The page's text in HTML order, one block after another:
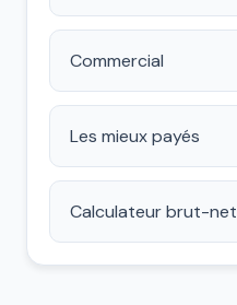
Commercial
Les mieux payés
Calculateur brut-net